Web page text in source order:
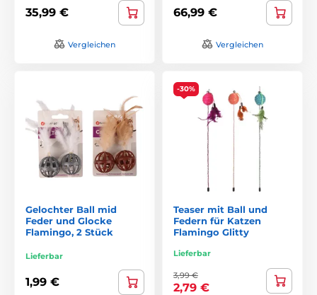
35,99 €
Vergleichen
66,99 €
Vergleichen
Gelochter Ball mid
Feder und Glocke
Flamingo, 2 Stück
Lieferbar
1,99 €
-30%
Teaser mit Ball und
Federn für Katzen
Flamingo Glitty
Lieferbar
3,99 €
2,79 €